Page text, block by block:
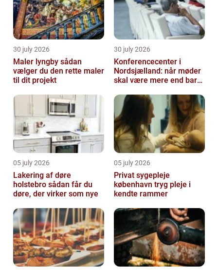
30 july 2026
Maler lyngby sådan
vælger du den rette maler
til dit projekt
30 july 2026
Konferencecenter i
Nordsjælland: når møder
skal være mere end bare
05 july 2026
Lakering af døre
holstebro sådan får du
døre, der virker som nye
05 july 2026
Privat sygepleje
københavn tryg pleje i
kendte rammer